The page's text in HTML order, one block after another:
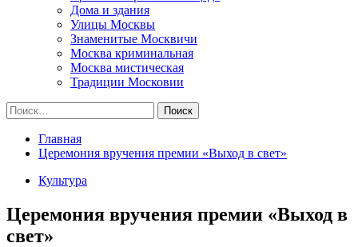
Дома и здания
Улицы Москвы
Знаменитые Москвичи
Москва криминальная
Москва мистическая
Традиции Московии
Найти:
Главная
Церемония вручения премии «Выход в свет»
Культура
Церемония вручения премии «Выход в
свет»